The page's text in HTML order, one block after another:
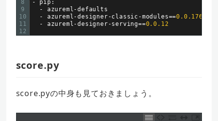
8
9
10
11
12
- pip :
-
azureml -defaults
-
azureml -designer -classic -modules==0.0.176
-
azureml -designer -serving==0.0.12
score.py
score.pyの中身も見ておきましょう。